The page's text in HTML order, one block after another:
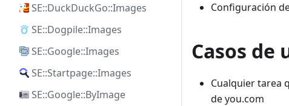
SE::DuckDuckGo::Images
SE::Dogpile::Images
SE::Google::Images
SE::Startpage::Images
SE::Google::ByImage
Configuración
Casos de
Cualquier tarea
de you.com